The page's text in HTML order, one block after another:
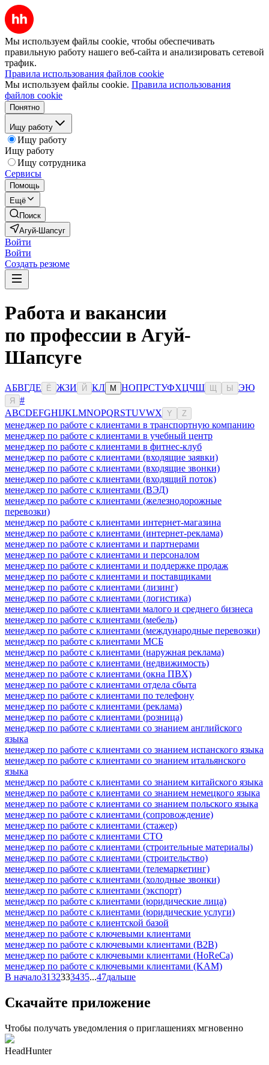
Мы используем файлы cookie, чтобы обеспечивать
правильную работу нашего веб-сайта и анализировать сетевой
трафик.
Правила использования файлов cookie
Мы используем файлы cookie. Правила использования
файлов cookie
Понятно
Ищу работу
Ищу работу
Ищу работу
Ищу сотрудника
Сервисы
Помощь
Ещё
Поиск
Агуй-Шапсуг
Войти
Войти
Создать резюме
Работа и вакансии
по профессии в Агуй-
Шапсуге
АБВГДЕ Ё ЖЗИ Й КЛ М НОПРСТУФХЦЧШ Ы ЭЮ
Я
#
ABCDEFGHIJKLMNOPQRSTUVWX Y Z
менеджер по работе с клиентами в транспортную компанию
менеджер по работе с клиентами в учебный центр
менеджер по работе с клиентами в фитнес-клуб
менеджер по работе с клиентами (входящие заявки)
менеджер по работе с клиентами (входящие звонки)
менеджер по работе с клиентами (входящий поток)
менеджер по работе с клиентами (ВЭД)
менеджер по работе с клиентами (железнодорожные
перевозки)
менеджер по работе с клиентами интернет-магазина
менеджер по работе с клиентами (интернет-реклама)
менеджер по работе с клиентами и партнерами
менеджер по работе с клиентами и персоналом
менеджер по работе с клиентами и поддержке продаж
менеджер по работе с клиентами и поставщиками
менеджер по работе с клиентами (лизинг)
менеджер по работе с клиентами (логистика)
менеджер по работе с клиентами малого и среднего бизнеса
менеджер по работе с клиентами (мебель)
менеджер по работе с клиентами (международные перевозки)
менеджер по работе с клиентами МСБ
менеджер по работе с клиентами (наружная реклама)
менеджер по работе с клиентами (недвижимость)
менеджер по работе с клиентами (окна ПВХ)
менеджер по работе с клиентами отдела сбыта
менеджер по работе с клиентами по телефону
менеджер по работе с клиентами (реклама)
менеджер по работе с клиентами (розница)
менеджер по работе с клиентами со знанием английского
языка
менеджер по работе с клиентами со знанием испанского языка
менеджер по работе с клиентами со знанием итальянского
языка
менеджер по работе с клиентами со знанием китайского языка
менеджер по работе с клиентами со знанием немецкого языка
менеджер по работе с клиентами со знанием польского языка
менеджер по работе с клиентами (сопровождение)
менеджер по работе с клиентами (стажер)
менеджер по работе с клиентами СТО
менеджер по работе с клиентами (строительные материалы)
менеджер по работе с клиентами (строительство)
менеджер по работе с клиентами (телемаркетинг)
менеджер по работе с клиентами (холодные звонки)
менеджер по работе с клиентами (экспорт)
менеджер по работе с клиентами (юридические лица)
менеджер по работе с клиентами (юридические услуги)
менеджер по работе с клиентской базой
менеджер по работе с ключевыми клиентами
менеджер по работе с ключевыми клиентами (B2B)
менеджер по работе с ключевыми клиентами (HoReCa)
менеджер по работе с ключевыми клиентами (KAM)
В начало3132333435...47дальше
Скачайте приложение
Чтобы получать уведомления о приглашениях мгновенно
HeadHunter